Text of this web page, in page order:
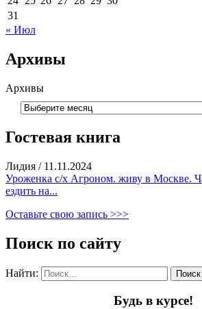
31
« Июл
Архивы
Архивы
Гостевая книга
Лидия / 11.11.2024
Уроженка с/х Агроном. живу в Москве.
ездить на...
Оставьте свою запись >>>
Поиск по сайту
Найти:
Будь в курсе!